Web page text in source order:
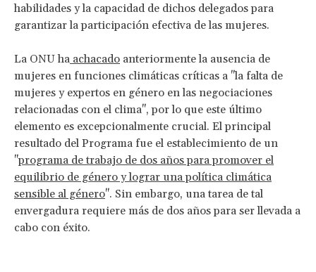
habilidades y la capacidad de dichos delegados para
garantizar la participación efectiva de las mujeres.
La ONU ha achacado anteriormente la ausencia de
mujeres en funciones climáticas críticas a "la falta de
mujeres y expertos en género en las negociaciones
relacionadas con el clima", por lo que este último
elemento es excepcionalmente crucial. El principal
resultado del Programa fue el establecimiento de un
"programa de trabajo de dos años para promover el
equilibrio de género y lograr una política climática
sensible al género". Sin embargo, una tarea de tal
envergadura requiere más de dos años para ser llevada a
cabo con éxito.